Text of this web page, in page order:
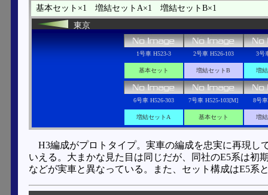
基本セット×1 増結セットA×1 増結セットB×1
東京
1号車 H523-3
基本セット
2号車 H526-103
増結セットB
3号
増
6号車 H526-303
増結セットA
7号車 H525-103[M]
基本セット
8号
増
H3編成がプロトタイプ。実車の編成を忠実に再現し
いえる。大まかな見た目は同じだが、同社のE5系は初
などが実車と異なっている。また、セット構成はE5系